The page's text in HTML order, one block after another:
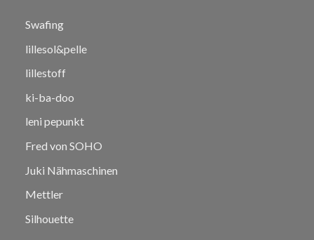
Swafing
lillesol&pelle
lillestoff
ki-ba-doo
leni pepunkt
Fred von SOHO
Juki Nähmaschinen
Mettler
Silhouette